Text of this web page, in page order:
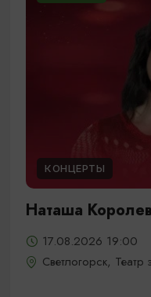
КОНЦЕРТЫ
Наташа
17.08.2026 19:00
Светлогорск,